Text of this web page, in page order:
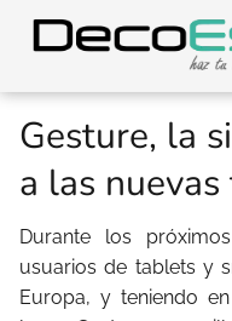
Gesture, la
a las
Durante los
usuarios de tablets y
Europa, y teniendo